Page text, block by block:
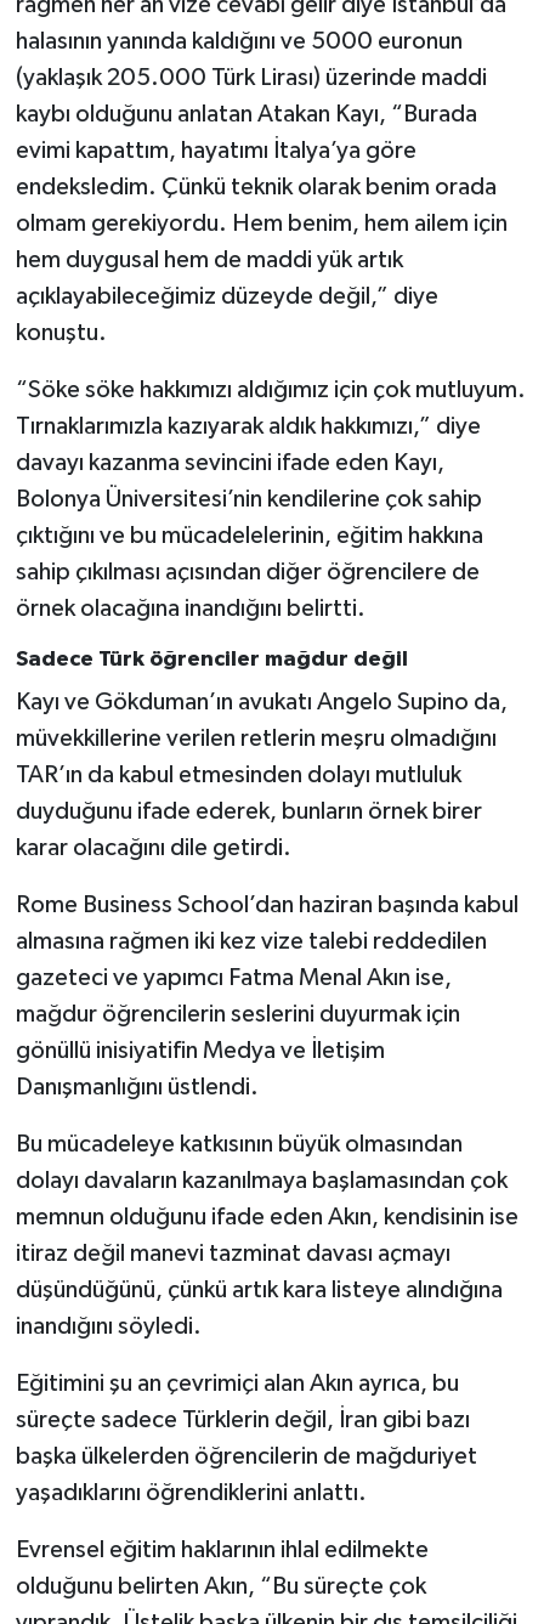
rağmen her an vize cevabı gelir diye İstanbul’da
halasının yanında kaldığını ve 5000 euronun
(yaklaşık 205.000 Türk Lirası) üzerinde maddi
kaybı olduğunu anlatan Atakan Kayı, “Burada
evimi kapattım, hayatımı İtalya’ya göre
endeksledim. Çünkü teknik olarak benim orada
olmam gerekiyordu. Hem benim, hem ailem için
hem duygusal hem de maddi yük artık
açıklayabileceğimiz düzeyde değil,” diye
konuştu.
“Söke söke hakkımızı aldığımız için çok mutluyum.
Tırnaklarımızla kazıyarak aldık hakkımızı,” diye
davayı kazanma sevincini ifade eden Kayı,
Bolonya Üniversitesi’nin kendilerine çok sahip
çıktığını ve bu mücadelelerinin, eğitim hakkına
sahip çıkılması açısından diğer öğrencilere de
örnek olacağına inandığını belirtti.
Sadece Türk öğrenciler mağdur değil
Kayı ve Gökduman’ın avukatı Angelo Supino da,
müvekkillerine verilen retlerin meşru olmadığını
TAR’ın da kabul etmesinden dolayı mutluluk
duyduğunu ifade ederek, bunların örnek birer
karar olacağını dile getirdi.
Rome Business School’dan haziran başında kabul
almasına rağmen iki kez vize talebi reddedilen
gazeteci ve yapımcı Fatma Menal Akın ise,
mağdur öğrencilerin seslerini duyurmak için
gönüllü inisiyatifin Medya ve İletişim
Danışmanlığını üstlendi.
Bu mücadeleye katkısının büyük olmasından
dolayı davaların kazanılmaya başlamasından çok
memnun olduğunu ifade eden Akın, kendisinin ise
itiraz değil manevi tazminat davası açmayı
düşündüğünü, çünkü artık kara listeye alındığına
inandığını söyledi.
Eğitimini şu an çevrimiçi alan Akın ayrıca, bu
süreçte sadece Türklerin değil, İran gibi bazı
başka ülkelerden öğrencilerin de mağduriyet
yaşadıklarını öğrendiklerini anlattı.
Evrensel eğitim haklarının ihlal edilmekte
olduğunu belirten Akın, “Bu süreçte çok